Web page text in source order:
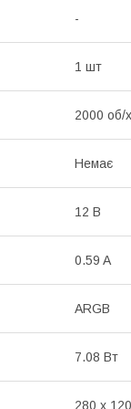
-
1 шт
2000 об/
Немає
12 В
0.59 A
ARGB
7.08 Вт
280 х